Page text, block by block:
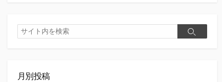
検
索
検
月別投稿